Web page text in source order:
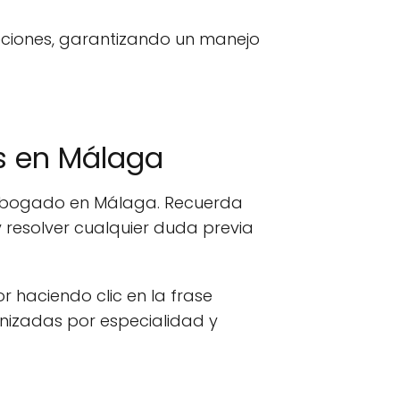
garantizando un manejo
en Málaga
en Málaga. Recuerda
cualquier duda previa
haciendo clic en la frase
por especialidad y